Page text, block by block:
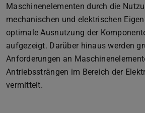
Maschinenelementen durch die
mechanischen und elektrischen
optimale Ausnutzung der
aufgezeigt. Darüber hinaus werden
Anforderungen an
Antriebssträngen im Bereich der
vermittelt.